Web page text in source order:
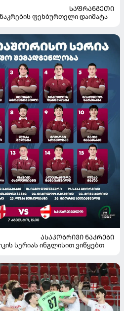
ᲡᲐᲤᲠᲐᲜᲒᲔᲗᲘ
ფეხბურთელი დაიმატა
ᲐᲡᲐᲙᲝᲑᲠᲘᲕᲘ ᲜᲐᲙᲠᲔᲑᲘ
სერიას ინგლისით ვიწყებთ